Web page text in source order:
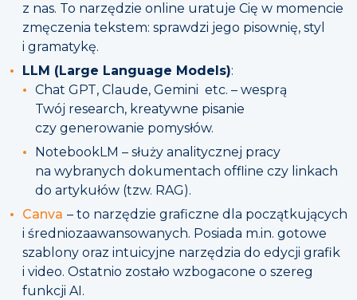
z nas. To narzędzie online uratuje Cię w momencie
zmęczenia tekstem: sprawdzi jego pisownię, styl
i gramatykę.
LLM (Large Language Models):
Chat GPT, Claude, Gemini etc. – wesprą
Twój research, kreatywne pisanie
czy generowanie pomysłów.
NotebookLM – służy analitycznej pracy
na wybranych dokumentach offline czy linkach
do artykułów (tzw. RAG).
Canva – to narzędzie graficzne dla początkujących
i średniozaawansowanych. Posiada m.in. gotowe
szablony oraz intuicyjne narzędzia do edycji grafik
i video. Ostatnio zostało wzbogacone o szereg
funkcji AI.